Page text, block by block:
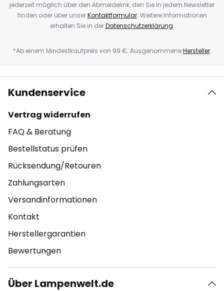
jederzeit möglich über den Abmeldelink, den Sie in jedem Newsletter
finden oder über unserKontaktformular. Weitere Informationen
erhalten Sie in derDatenschutzerklärung.
*Ab einem Mindestkaufpreis von 99 €. AusgenommeneHersteller.
Kundenservice
Vertrag widerrufen
FAQ & Beratung
Bestellstatus prüfen
Rücksendung/Retouren
Zahlungsarten
Versandinformationen
Kontakt
Herstellergarantien
Bewertungen
Über Lampenwelt.de